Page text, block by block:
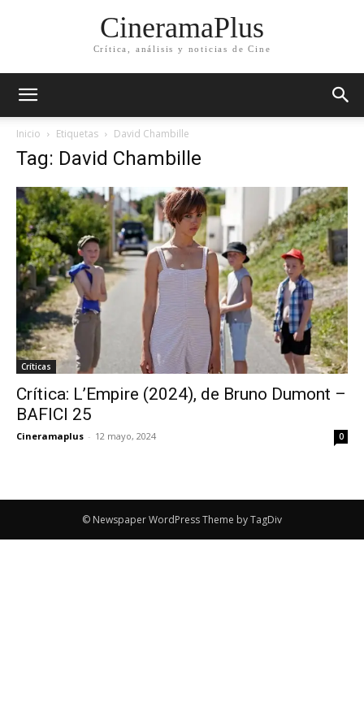
CineramaPlus
Crítica, análisis y noticias de Cine
Inicio Etiquetas David Chambille
Tag: David Chambille
Críticas
Crítica: L’Empire (2024), de Bruno Dumont –
BAFICI 25
Cineramaplus - 12 mayo, 2024 0
© Newspaper WordPress Theme by TagDiv